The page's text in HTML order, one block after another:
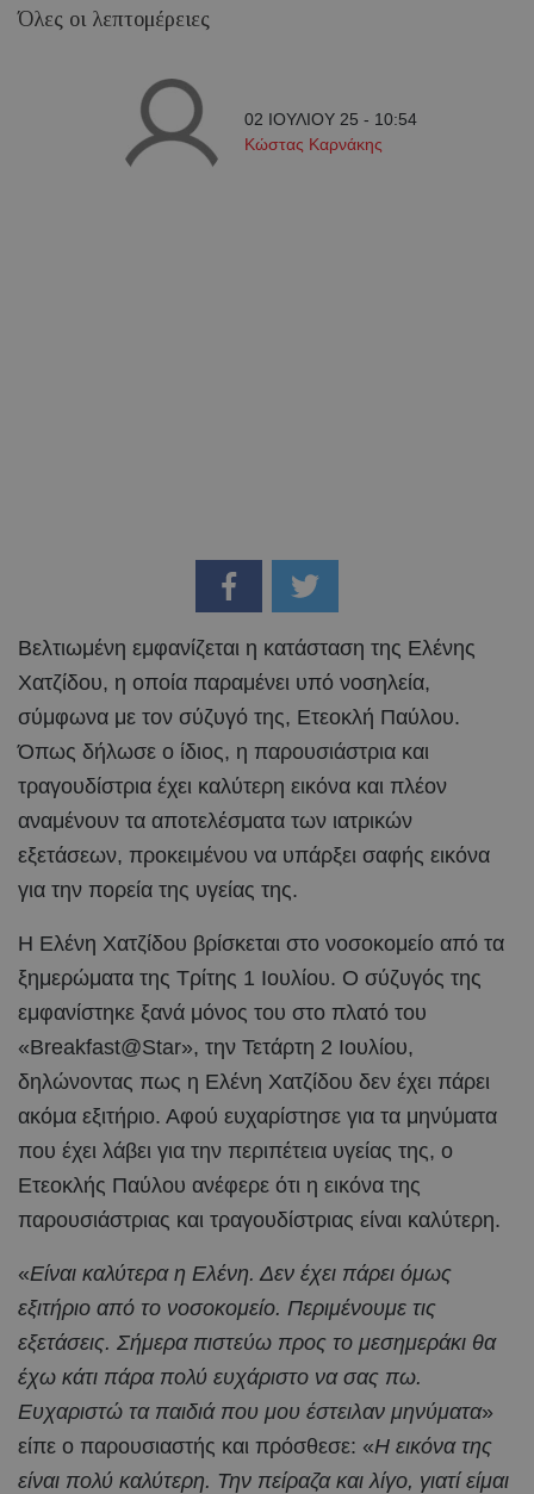
Όλες οι λεπτομέρειες
02 ΙΟΥΛΙΟΥ 25 - 10:54
Κώστας Καρνάκης
Βελτιωμένη εμφανίζεται η κατάσταση της Ελένης
Χατζίδου, η οποία παραμένει υπό νοσηλεία,
σύμφωνα με τον σύζυγό της, Ετεοκλή Παύλου.
Όπως δήλωσε ο ίδιος, η παρουσιάστρια και
τραγουδίστρια έχει καλύτερη εικόνα και πλέον
αναμένουν τα αποτελέσματα των ιατρικών
εξετάσεων, προκειμένου να υπάρξει σαφής εικόνα
για την πορεία της υγείας της.
Η Ελένη Χατζίδου βρίσκεται στο νοσοκομείο από τα
ξημερώματα της Τρίτης 1 Ιουλίου. Ο σύζυγός της
εμφανίστηκε ξανά μόνος του στο πλατό του
«Breakfast@Star», την Τετάρτη 2 Ιουλίου,
δηλώνοντας πως η Ελένη Χατζίδου δεν έχει πάρει
ακόμα εξιτήριο. Αφού ευχαρίστησε για τα μηνύματα
που έχει λάβει για την περιπέτεια υγείας της, ο
Ετεοκλής Παύλου ανέφερε ότι η εικόνα της
παρουσιάστριας και τραγουδίστριας είναι καλύτερη.
«Είναι καλύτερα η Ελένη. Δεν έχει πάρει όμως
εξιτήριο από το νοσοκομείο. Περιμένουμε τις
εξετάσεις. Σήμερα πιστεύω προς το μεσημεράκι θα
έχω κάτι πάρα πολύ ευχάριστο να σας πω.
Ευχαριστώ τα παιδιά που μου έστειλαν μηνύματα»
είπε ο παρουσιαστής και πρόσθεσε: «Η εικόνα της
είναι πολύ καλύτερη. Την πείραζα και λίγο, γιατί είμαι